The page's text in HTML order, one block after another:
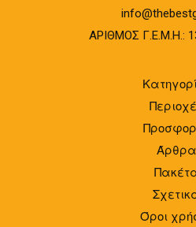
ΑΡΙΘΜΟΣ Γ.Ε.Μ.Η.:
Άρθρα
Όροι